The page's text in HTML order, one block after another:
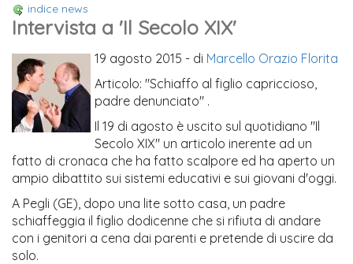
indice news
Intervista a 'Il Secolo XIX'
19 agosto 2015 - di Marcello Orazio Florita
Articolo: "Schiaffo al figlio capriccioso,
padre denunciato" .
Il 19 di agosto è uscito sul quotidiano "Il
Secolo XIX" un articolo inerente ad un
fatto di cronaca che ha fatto scalpore ed ha aperto un
ampio dibattito sui sistemi educativi e sui giovani d'oggi.
A Pegli (GE), dopo una lite sotto casa, un padre
schiaffeggia il figlio dodicenne che si rifiuta di andare
con i genitori a cena dai parenti e pretende di uscire da
solo.